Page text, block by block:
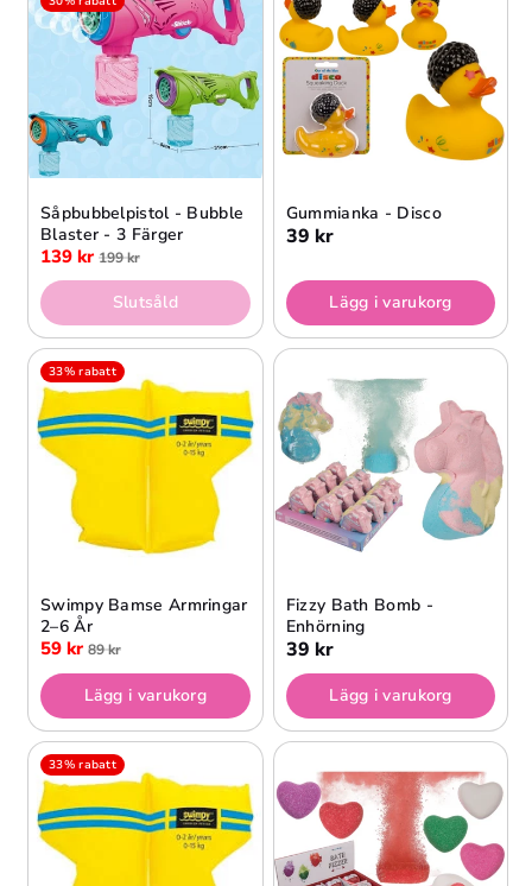
Såpbubbelpistol - Bubble
Blaster - 3 Färger
139 kr 199 kr
Slutsåld
Gummianka - Disco
39 kr
Lägg i varukorg
33% rabatt
Swimpy Bamse Armringar
2–6 År
59 kr 89 kr
Lägg i varukorg
Fizzy Bath Bomb -
Enhörning
39 kr
Lägg i varukorg
33% rabatt